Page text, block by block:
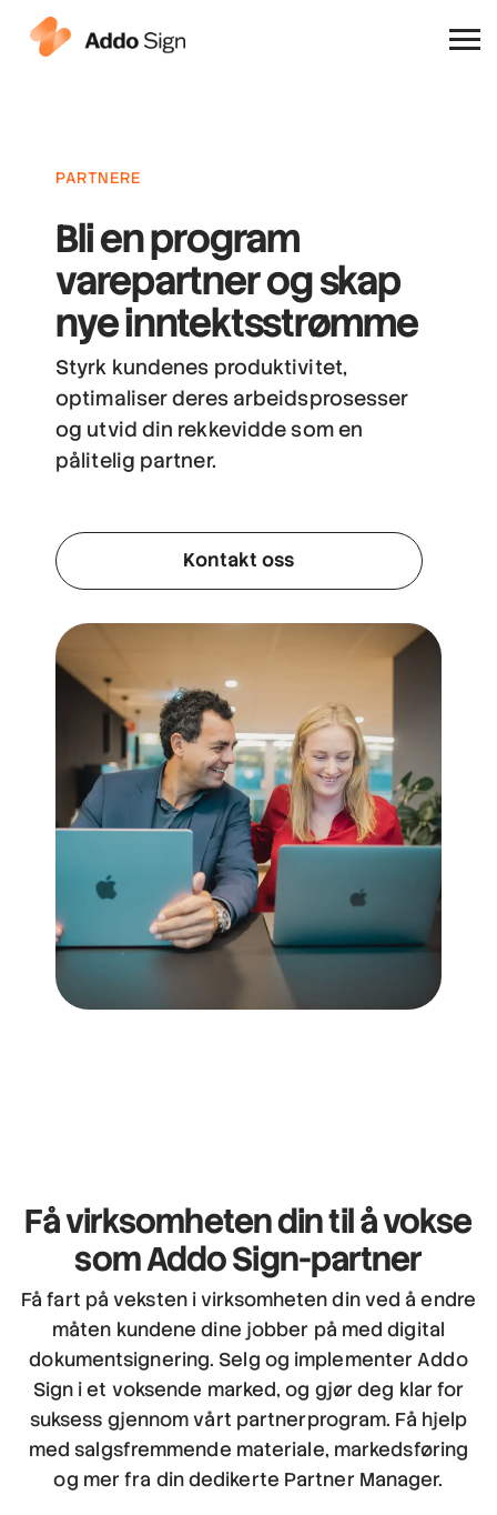
Hvorfor Addo Sign
PARTNERE
Bli en program
varepartnerog skap
nye inntektsstrømme
Styrk kundenes produktivitet,
optimaliser deres arbeidsprosesser
og utvid din rekkevidde som en
pålitelig partner.
Kontakt oss
Få virksomheten din til å vokse
som Addo Sign-partner
Få fart på veksten i virksomheten din ved å endre
måten kundene dine jobber på med digital
dokumentsignering. Selg og implementer Addo
Sign i et voksende marked, og gjør deg klar for
suksess gjennom vårt partnerprogram. Få hjelp
med salgsfremmende materiale, markedsføring
og mer fra din dedikerte Partner Manager.